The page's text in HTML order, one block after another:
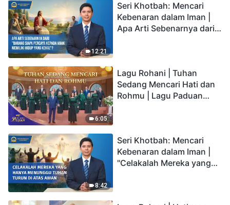
12:21
Seri Khotbah: Mencari
Kebenaran dalam Iman |
Apa Arti Sebenarnya dari
6:05
Lagu Rohani | Tuhan
Sedang Mencari Hati dan
Rohmu | Lagu Paduan
8:42
Seri Khotbah: Mencari
Kebenaran dalam Iman |
"Celakalah Mereka yang